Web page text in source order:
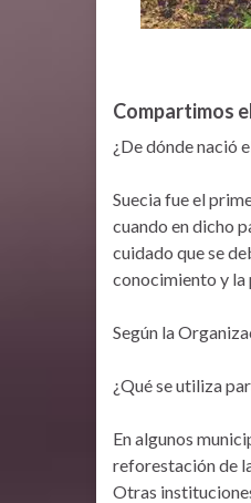
Compartimos
¿De dónde nació
Suecia fue el
cuando en dicho
cuidado que se
conocimiento y la
Según la
¿Qué se utiliza
En algunos
reforestación de
Otras